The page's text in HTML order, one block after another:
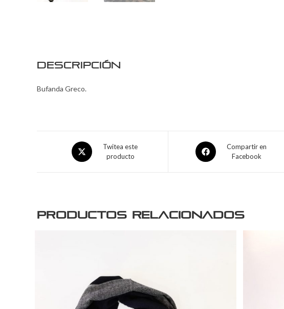
Descripción
Bufanda Greco.
Twitea este
producto
Compartir en
Facebook
Productos relacionados